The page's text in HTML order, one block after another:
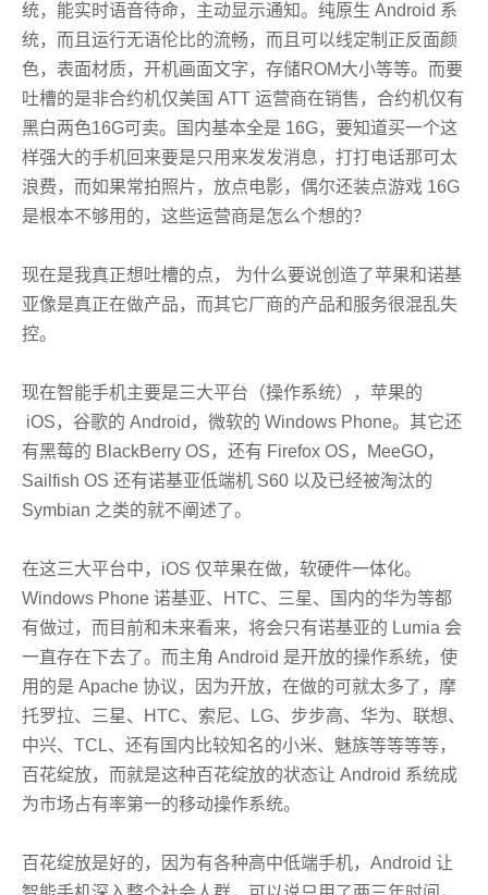
统，能实时语音待命，主动显示通知。纯原生 Android 系
统，而且运行无语伦比的流畅，而且可以线定制正反面颜
色，表面材质，开机画面文字，存储ROM大小等等。而要
吐槽的是非合约机仅美国 ATT 运营商在销售，合约机仅有
黑白两色16G可卖。国内基本全是 16G，要知道买一个这
样强大的手机回来要是只用来发发消息，打打电话那可太
浪费，而如果常拍照片，放点电影，偶尔还装点游戏 16G
是根本不够用的，这些运营商是怎么个想的？
现在是我真正想吐槽的点， 为什么要说创造了苹果和诺基
亚像是真正在做产品，而其它厂商的产品和服务很混乱失
控。
现在智能手机主要是三大平台（操作系统），苹果的
iOS，谷歌的 Android，微软的 Windows Phone。其它还
有黑莓的 BlackBerry OS，还有 Firefox OS，MeeGO，
Sailfish OS 还有诺基亚低端机 S60 以及已经被淘汰的
Symbian 之类的就不阐述了。
在这三大平台中，iOS 仅苹果在做，软硬件一体化。
Windows Phone 诺基亚、HTC、三星、国内的华为等都
有做过，而目前和未来看来，将会只有诺基亚的 Lumia 会
一直存在下去了。而主角 Android 是开放的操作系统，使
用的是 Apache 协议，因为开放，在做的可就太多了，摩
托罗拉、三星、HTC、索尼、LG、步步高、华为、联想、
中兴、TCL、还有国内比较知名的小米、魅族等等等等，
百花绽放，而就是这种百花绽放的状态让 Android 系统成
为市场占有率第一的移动操作系统。
百花绽放是好的，因为有各种高中低端手机，Android 让